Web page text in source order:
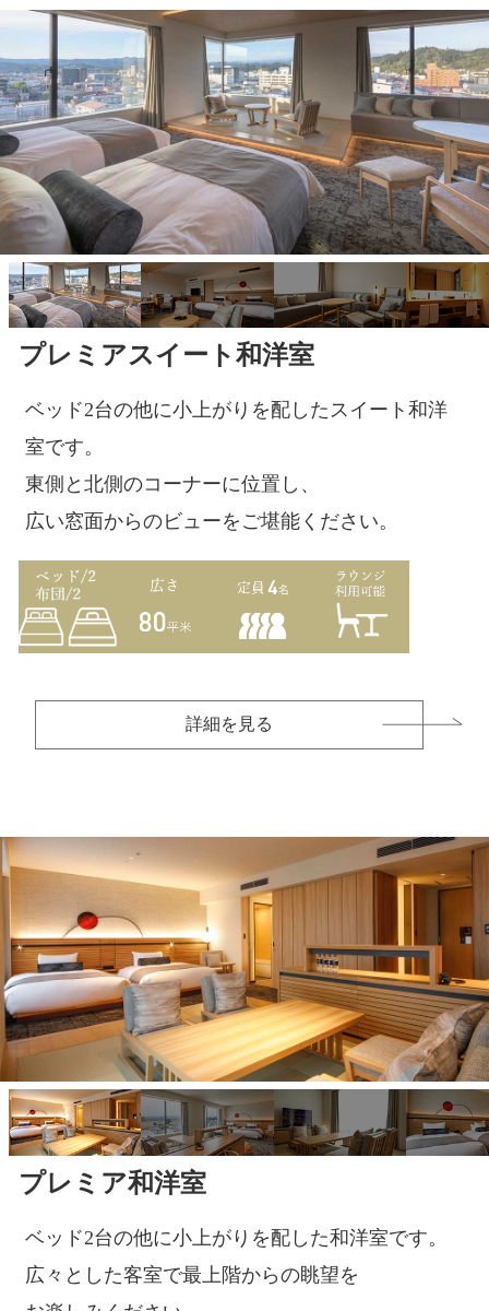
プレミアスイート和洋室
ベッド2台の他に小上がりを配したスイート和洋
室です。
東側と北側のコーナーに位置し、
広い窓面からのビューをご堪能ください。
詳細を見る
プレミア和洋室
ベッド2台の他に小上がりを配した和洋室です。
広々とした客室で最上階からの眺望を